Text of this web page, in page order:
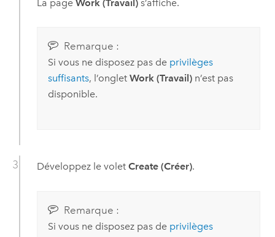
La page Work (Travail)s’affiche.
Remarque :
Si vous ne disposez pas de privilèges
suffisants, l’onglet Work (Travail)n’est pas
disponible.
Développez le volet Create (Créer).
Remarque :
Si vous ne disposez pas de privilèges